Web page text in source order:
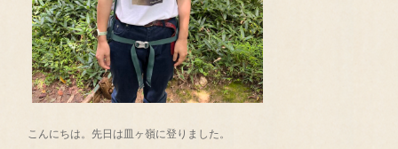
こんにちは。先日は皿ヶ嶺に登りました。